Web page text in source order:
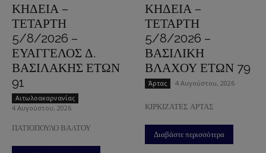
ΚΗΔΕΙΑ –
ΤΕΤΑΡΤΗ
5/8/2026 –
ΕΥΑΓΓΕΛΟΣ Δ.
ΒΑΣΙΛΑΚΗΣ ΕΤΩΝ
91
Aιτωλοακαρνανίας
4 Αυγούστου, 2026
ΠΑΤΙΟΠΟΥΛΟ ΒΑΛΤΟΥ
ΚΗΔΕΙΑ –
ΤΕΤΑΡΤΗ
5/8/2026 –
ΒΑΣΙΛΙΚΗ
ΒΛΑΧΟΥ ΕΤΩΝ 79
Άρτας 4 Αυγούστου, 2026
ΚΙΡΚΙΖΑΤΕΣ ΑΡΤΑΣ
Διαβάστε περισσότερα